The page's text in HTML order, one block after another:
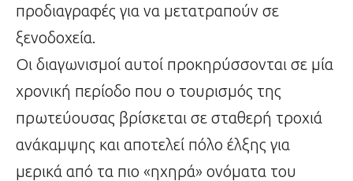
προδιαγραφές για να μετατραπούν σε
ξενοδοχεία.
Οι διαγωνισμοί αυτοί προκηρύσσονται σε μία
χρονική περίοδο που ο τουρισμός της
πρωτεύουσας βρίσκεται σε σταθερή τροχιά
ανάκαμψης και αποτελεί πόλο έλξης για
μερικά από τα πιο «ηχηρά» ονόματα του